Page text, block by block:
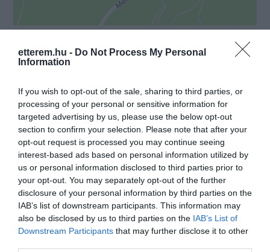
etterem.hu - Do Not Process My Personal
Information
If you wish to opt-out of the sale, sharing to third parties, or
processing of your personal or sensitive information for
targeted advertising by us, please use the below opt-out
section to confirm your selection. Please note that after your
opt-out request is processed you may continue seeing
interest-based ads based on personal information utilized by
us or personal information disclosed to third parties prior to
your opt-out. You may separately opt-out of the further
disclosure of your personal information by third parties on the
IAB’s list of downstream participants. This information may
also be disclosed by us to third parties on the IAB’s List of
Downstream Participants that may further disclose it to other